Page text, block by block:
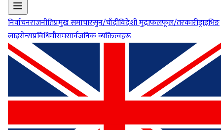
निर्वाचनराजनीतिप्रमुख समाचारसुन/चाँदीविदेशी मुद्राफलफूल/तरकारीड्राइभिङ
लाइसेन्सप्रविधिमौसमसार्वजनिक व्यक्तित्वहरू